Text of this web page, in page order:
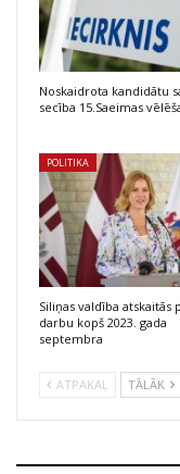
Noskaidrota kandidātu
secība 15.Saeimas
POLITIKA
Siliņas valdība atskaitās
darbu kopš 2023. gada
septembra
ATPAKAĻ TĀLĀK